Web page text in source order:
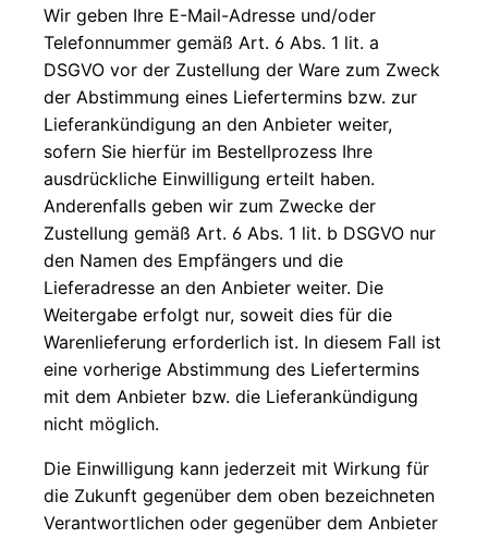
Wir geben Ihre E-Mail-Adresse und/oder
Telefonnummer gemäß Art. 6 Abs. 1 lit. a
DSGVO vor der Zustellung der Ware zum Zweck
der Abstimmung eines Liefertermins bzw. zur
Lieferankündigung an den Anbieter weiter,
sofern Sie hierfür im Bestellprozess Ihre
ausdrückliche Einwilligung erteilt haben.
Anderenfalls geben wir zum Zwecke der
Zustellung gemäß Art. 6 Abs. 1 lit. b DSGVO nur
den Namen des Empfängers und die
Lieferadresse an den Anbieter weiter. Die
Weitergabe erfolgt nur, soweit dies für die
Warenlieferung erforderlich ist. In diesem Fall ist
eine vorherige Abstimmung des Liefertermins
mit dem Anbieter bzw. die Lieferankündigung
nicht möglich.
Die Einwilligung kann jederzeit mit Wirkung für
die Zukunft gegenüber dem oben bezeichneten
Verantwortlichen oder gegenüber dem Anbieter